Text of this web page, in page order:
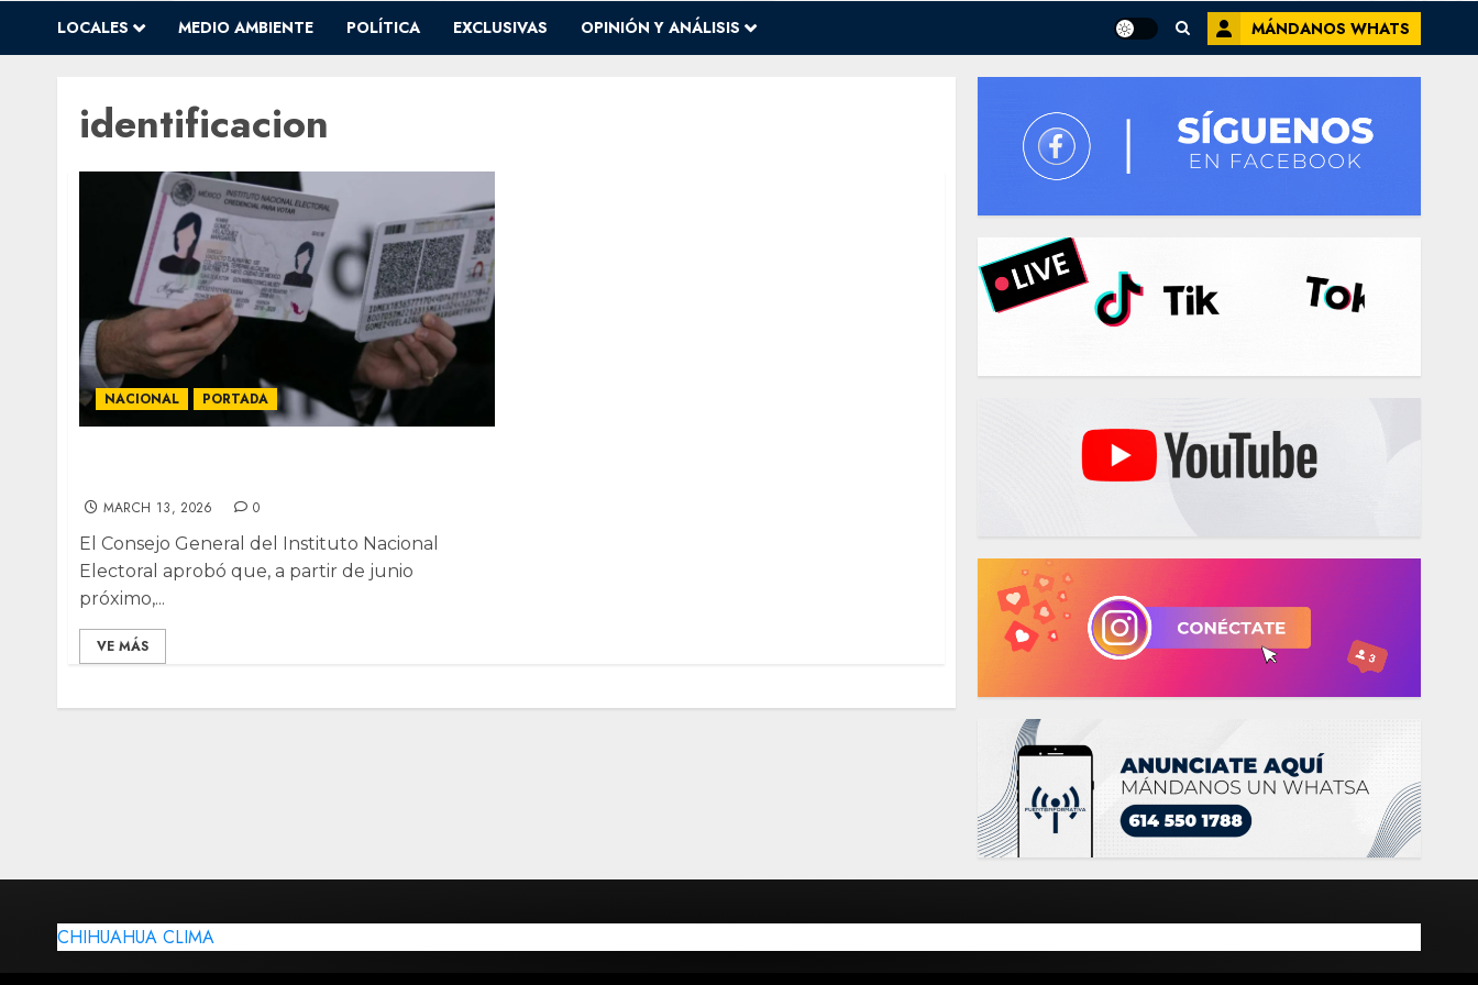
LOCALES MEDIO AMBIENTE POLÍTICA EXCLUSIVAS OPINIÓN Y ANÁLISIS MÁNDANOS WHATS
identificacion
NACIONAL PORTADA
MARCH 13, 2026 0
El Consejo General del Instituto Nacional
Electoral aprobó que, a partir de junio
próximo,...
VE MÁS
CHIHUAHUA CLIMA